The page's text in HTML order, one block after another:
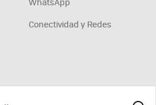
Conectividad y Redes